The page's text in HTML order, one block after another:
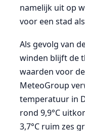
namelijk uit op
voor een stad
Als gevolg van
winden blijft de
waarden voor
MeteoGroup
temperatuur in
rond 9,9°C
3,7°C ruim zes